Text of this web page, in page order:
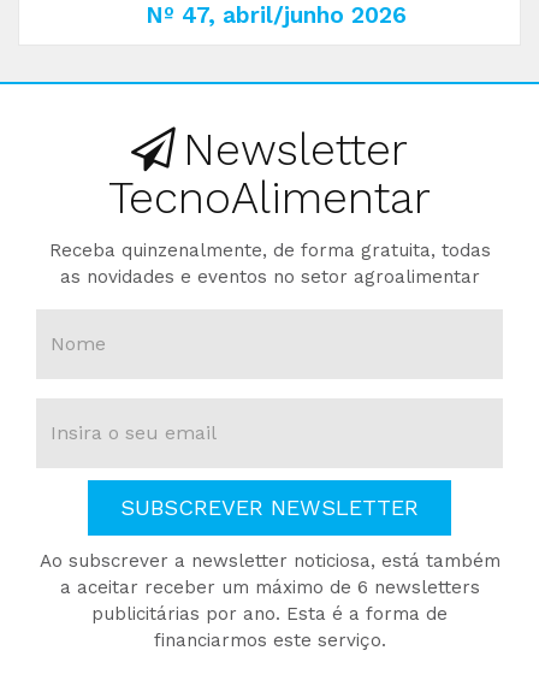
Nº 47, abril/junho 2026
Newsletter
TecnoAlimentar
Receba quinzenalmente, de forma gratuita, todas
as novidades e eventos no setor agroalimentar
SUBSCREVER NEWSLETTER
Ao subscrever a newsletter noticiosa, está também
a aceitar receber um máximo de 6 newsletters
publicitárias por ano. Esta é a forma de
financiarmos este serviço.